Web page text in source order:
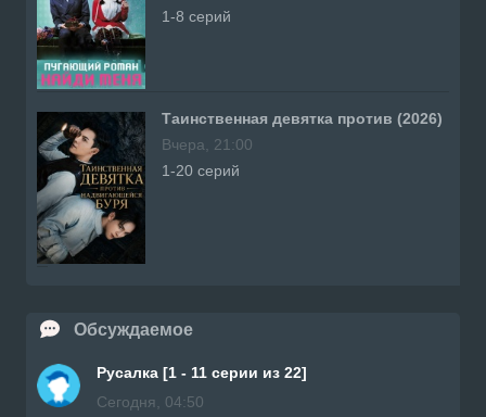
1-8 серий
Таинственная девятка против (2026)
Вчера, 21:00
1-20 серий
Обсуждаемое
Русалка [1 - 11 серии из 22]
Сегодня, 04:50